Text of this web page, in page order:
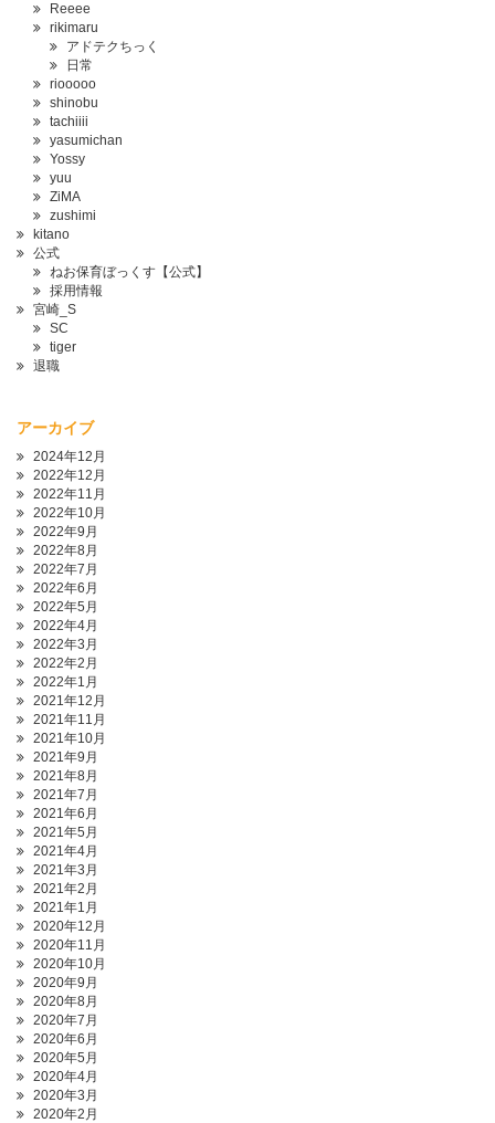
Reeee
rikimaru
アドテクちっく
日常
riooooo
shinobu
tachiiii
yasumichan
Yossy
yuu
ZiMA
zushimi
kitano
公式
ねお保育ぼっくす【公式】
採用情報
宮崎_S
SC
tiger
退職
アーカイブ
2024年12月
2022年12月
2022年11月
2022年10月
2022年9月
2022年8月
2022年7月
2022年6月
2022年5月
2022年4月
2022年3月
2022年2月
2022年1月
2021年12月
2021年11月
2021年10月
2021年9月
2021年8月
2021年7月
2021年6月
2021年5月
2021年4月
2021年3月
2021年2月
2021年1月
2020年12月
2020年11月
2020年10月
2020年9月
2020年8月
2020年7月
2020年6月
2020年5月
2020年4月
2020年3月
2020年2月